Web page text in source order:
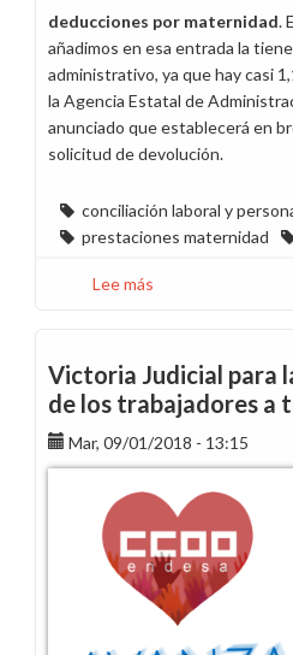
deducciones por maternidad.
añadimos en esa entrada la
administrativo, ya que hay casi
la Agencia Estatal de
anunciado que establecerá en
solicitud de devolución.
conciliación laboral y
prestaciones maternidad
Lee más
Guía
para
Mamás
y
Papás
en
Endesa
Victoria Judicial para
de los trabajadores a
Mar, 09/01/2018 - 13:15